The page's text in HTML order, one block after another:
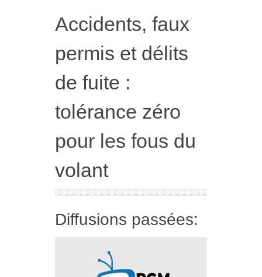
Accidents, faux
permis et délits
de fuite :
tolérance zéro
pour les fous du
volant
Diffusions passées: